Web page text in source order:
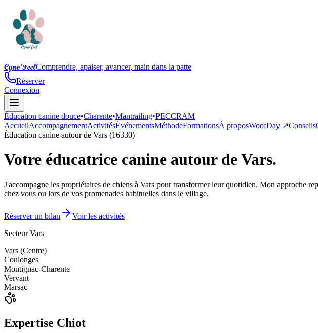
Cyno'FeelComprendre, apaiser, avancer, main dans la patte
Réserver
Connexion
Éducation canine douce•Charente•Mantrailing•PECCRAM
AccueilAccompagnementActivitésÉvénementsMéthodeFormationsÀ proposWoofDay ↗Conseils
Éducation canine autour de Vars (16330)
Votre éducatrice canine autour de Vars.
J'accompagne les propriétaires de chiens à Vars pour transformer leur quotidien. Mon approche
chez vous ou lors de vos promenades habituelles dans le village.
Réserver un bilan
Voir les activités
Secteur Vars
Vars (Centre)
Coulonges
Montignac-Charente
Vervant
Marsac
Expertise Chiot